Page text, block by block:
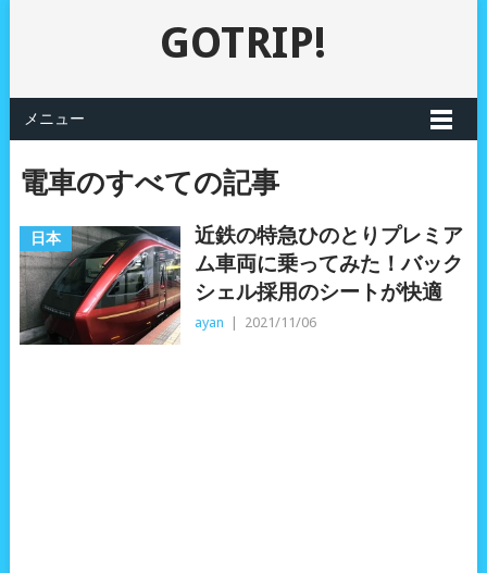
GOTRIP!
メニュー
電車のすべての記事
日本
近鉄の特急ひのとりプレミア
ム車両に乗ってみた！バック
シェル採用のシートが快適
ayan 2021/11/06